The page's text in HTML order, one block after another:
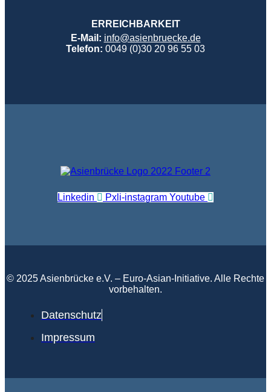
ERREICHBARKEIT
E-Mail: info@asienbruecke.de
Telefon: 0049 (0)30 20 96 55 03
Linkedin Pxli-instagram Youtube
© 2025 Asienbrücke e.V. – Euro-Asian-Initiative. Alle Rechte
vorbehalten.
Datenschutz
Impressum